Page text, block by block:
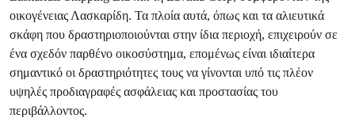
οικογένειας Λασκαρίδη. Τα πλοία αυτά, όπως και τα αλιευτικά
σκάφη που δραστηριοποιούνται στην ίδια περιοχή, επιχειρούν σε
ένα σχεδόν παρθένο οικοσύστημα, επομένως είναι ιδιαίτερα
σημαντικό οι δραστηριότητες τους να γίνονται υπό τις πλέον
υψηλές προδιαγραφές ασφάλειας και προστασίας του
περιβάλλοντος.